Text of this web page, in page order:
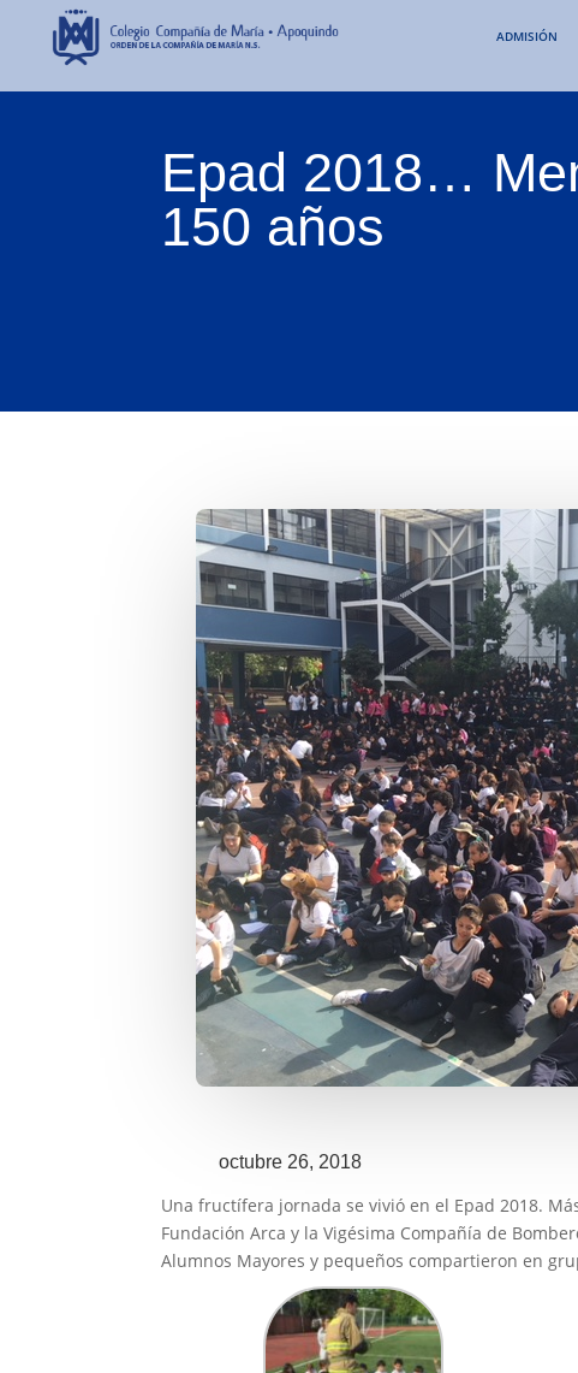
ADMISIÓN
Epad 2018…
150 años
octubre 26, 2018
Una fructífera jornada se vivió en el Epad 2018.
Fundación Arca y la Vigésima Compañía de
Alumnos Mayores y pequeños compartieron en